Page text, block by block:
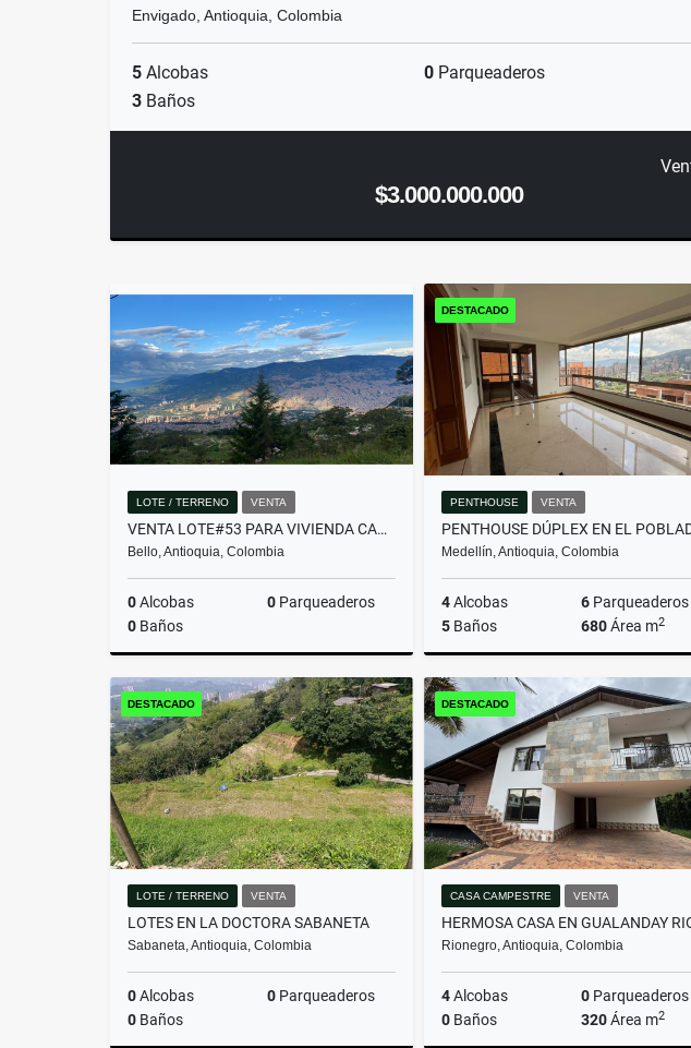
Envigado, Antioquia, Colombia
5 Alcobas 0 Parqueaderos
3 Baños
$3.000.000.000
LOTE / TERRENO VENTA
VENTA LOTE#53 PARA VIVIENDA CAMPESTRE, HOSPEDAJE, TURISMO.
Bello, Antioquia, Colombia
0Alcobas 0 Parqueaderos
0 Baños
Venta
$530.640.000
DESTACADO
PENTHOUSE VENTA
Medellín, Antioquia, Colombia
4Alcobas 6 Parqueaderos
5 Baños 680Área m2
$3.950.000.000
DESTACADO
LOTE / TERRENO VENTA
LOTES EN LA DOCTORA SABANETA
Sabaneta, Antioquia, Colombia
0Alcobas 0 Parqueaderos
0 Baños
DESTACADO
CASA CAMPESTRE VENTA
Rionegro, Antioquia, Colombia
4Alcobas 0 Parqueaderos
0 Baños 320Área m2